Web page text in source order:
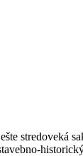
stredoveká